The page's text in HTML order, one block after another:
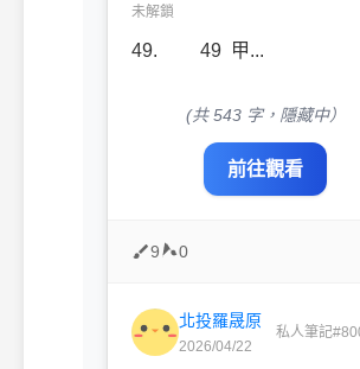
未解鎖
49. 49 甲...
(共 543 字，隱藏中）
前往觀看
9 0
北投羅晟原
2026/04/22
私人筆記